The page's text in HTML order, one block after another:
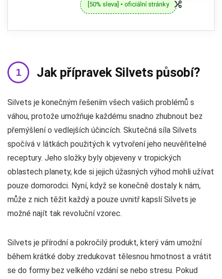
[50% sleva] • oficiální stránky
Jak přípravek Silvets působí?
Silvets je konečným řešením všech vašich problémů s
váhou, protože umožňuje každému snadno zhubnout bez
přemýšlení o vedlejších účincích. Skutečná síla Silvets
spočívá v látkách použitých k vytvoření jeho neuvěřitelné
receptury. Jeho složky byly objeveny v tropických
oblastech planety, kde si jejich úžasných výhod mohli užívat
pouze domorodci. Nyní, když se konečně dostaly k nám,
může z nich těžit každý a pouze uvnitř kapslí Silvets je
možné najít tak revoluční vzorec.
Silvets je přírodní a pokročilý produkt, který vám umožní
během krátké doby zredukovat tělesnou hmotnost a vrátit
se do formy bez velkého vzdání se nebo stresu. Pokud